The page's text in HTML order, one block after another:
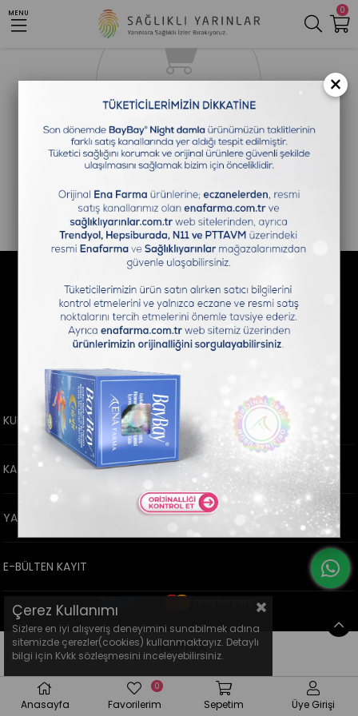
0
MENU
Bizi Takip Edin
KURUMSAL
KATEGORİLER
YARDIM
E-BÜLTEN KAYIT
Çerez Kullanımı
Sizlere en iyi alışveriş deneyimini sunabilmek adına
sitemizde çerezler(cookies) kullanmaktayız. Detaylı
bilgi için Kvkk sözleşmesini inceleyebilirsiniz.
×
Anasayfa Favorilerim
0
Sepetim Üye Girişi